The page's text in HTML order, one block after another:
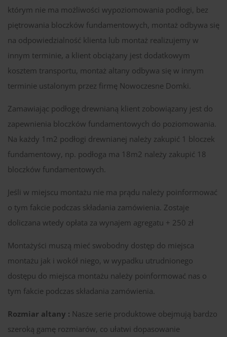
którym nie ma możliwości wypoziomowania podłogi, bez
piętrowania bloczków fundamentowych, montaż odbywa się
na odpowiedzialność klienta lub montaż realizujemy w
innym terminie, a klient obciążany jest dodatkowym
kosztem transportu, montaż altany odbywa się w innym
terminie ustalonym przez firmę Nowoczesne Domki.
Zamawiając podłogę drewnianą klient zobowiązany jest do
zapewnienia bloczków fundamentowych do poziomowania.
Na każdy 1m2 podłogi drewnianej należy zakupić 1 bloczek
fundamentowy, np. podłoga ma 18m2 należy zakupić 18
bloczków fundamentowych.
Jeśli w miejscu montażu nie ma prądu należy poinformować
o tym fakcie podczas składania zamówienia. Zostaje
doliczana wtedy opłata za wynajem agregatu + 250 zł
Montażyści muszą mieć swobodny dostęp do miejsca
montażu jak i wokół niego, w wypadku utrudnionego
dostępu do miejsca montażu należy poinformować nas o
tym fakcie podczas składania zamówienia.
Rozmiar altany : Nasze serie produktowe obejmują bardzo
szeroką gamę rozmiarów, co ułatwi dopasowanie